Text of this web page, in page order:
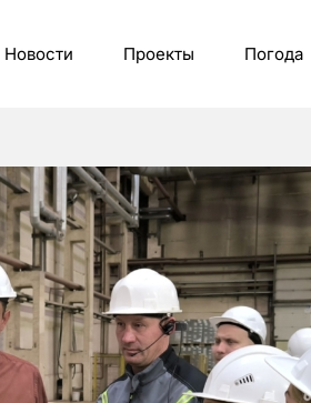
Новости Проекты Погода